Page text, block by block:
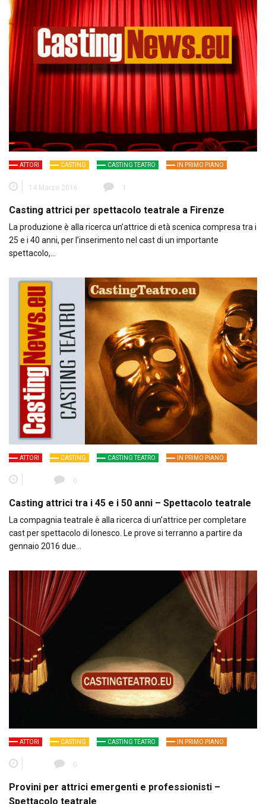
ATTORI CASTING CASTING TEATRO IN PRIMO PIANO
14 Marzo 2016 1
Casting attrici per spettacolo teatrale a Firenze
La produzione è alla ricerca un’attrice di età scenica compresa tra i
25 e i 40 anni, per l’inserimento nel cast di un importante
spettacolo,…
ATTORI CASTING CASTING TEATRO IN PRIMO PIANO
0
Casting attrici tra i 45 e i 50 anni – Spettacolo teatrale
La compagnia teatrale è alla ricerca di un’attrice per completare
cast per spettacolo di Ionesco. Le prove si terranno a partire da
gennaio 2016 due…
ATTORI CASTING CASTING TEATRO IN PRIMO PIANO
0
Provini per attrici emergenti e professionisti –
Spettacolo teatrale